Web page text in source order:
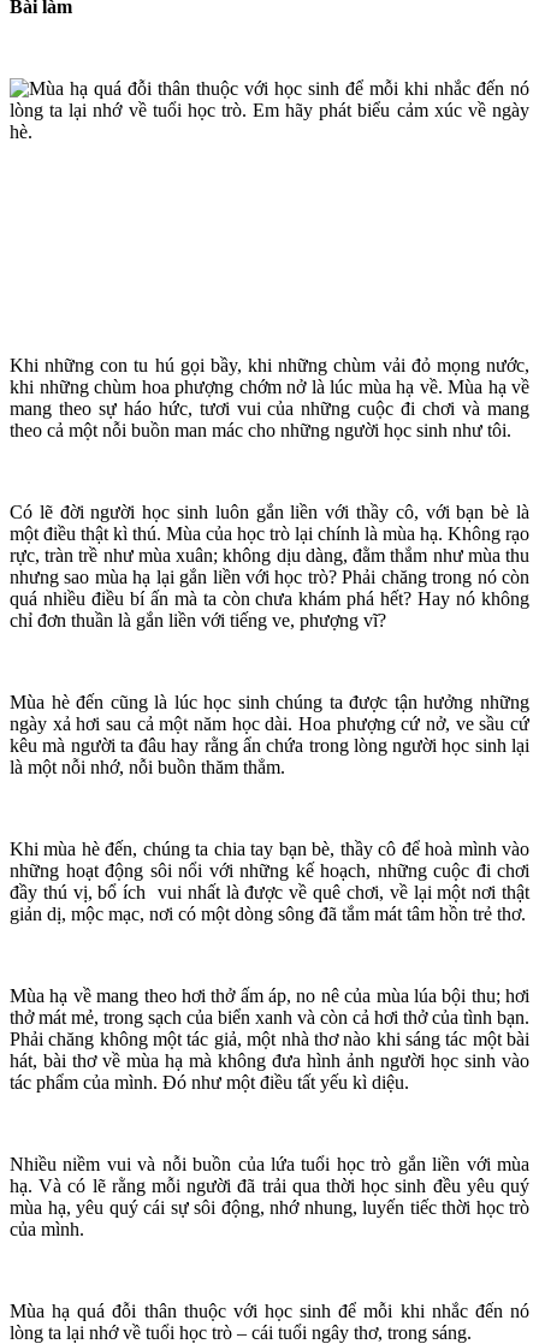
Bài làm
Khi những con tu hú gọi bầy, khi những chùm vải đỏ mọng nước,
khi những chùm hoa phượng chớm nở là lúc mùa hạ về. Mùa hạ về
mang theo sự háo hức, tươi vui của những cuộc đi chơi và mang
theo cả một nỗi buồn man mác cho những người học sinh như tôi.
Có lẽ đời người học sinh luôn gắn liền với thầy cô, với bạn bè là
một điều thật kì thú. Mùa của học trò lại chính là mùa hạ. Không rạo
rực, tràn trề như mùa xuân; không dịu dàng, đằm thắm như mùa thu
nhưng sao mùa hạ lại gắn liền với học trò? Phải chăng trong nó còn
quá nhiều điều bí ấn mà ta còn chưa khám phá hết? Hay nó không
chỉ đơn thuần là gắn liền với tiếng ve, phượng vĩ?
Mùa hè đến cũng là lúc học sinh chúng ta được tận hưởng những
ngày xả hơi sau cả một năm học dài. Hoa phượng cứ nở, ve sầu cứ
kêu mà người ta đâu hay rằng ẩn chứa trong lòng người học sinh lại
là một nỗi nhớ, nỗi buồn thăm thẳm.
Khi mùa hè đến, chúng ta chia tay bạn bè, thầy cô để hoà mình vào
những hoạt động sôi nổi với những kế hoạch, những cuộc đi chơi
đầy thú vị, bổ ích vui nhất là được về quê chơi, về lại một nơi thật
giản dị, mộc mạc, nơi có một dòng sông đã tắm mát tâm hồn trẻ thơ.
Mùa hạ về mang theo hơi thở ấm áp, no nê của mùa lúa bội thu; hơi
thở mát mẻ, trong sạch của biển xanh và còn cả hơi thở của tình bạn.
Phải chăng không một tác giả, một nhà thơ nào khi sáng tác một bài
hát, bài thơ về mùa hạ mà không đưa hình ảnh người học sinh vào
tác phẩm của mình. Đó như một điều tất yếu kì diệu.
Nhiều niềm vui và nỗi buồn của lứa tuổi học trò gắn liền với mùa
hạ. Và có lẽ rằng mỗi người đã trải qua thời học sinh đều yêu quý
mùa hạ, yêu quý cái sự sôi động, nhớ nhung, luyến tiếc thời học trò
của mình.
Mùa hạ quá đỗi thân thuộc với học sinh để mỗi khi nhắc đến nó
lòng ta lại nhớ về tuổi học trò – cái tuổi ngây thơ, trong sáng.